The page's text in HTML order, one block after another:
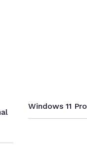
Windows 11 Pro